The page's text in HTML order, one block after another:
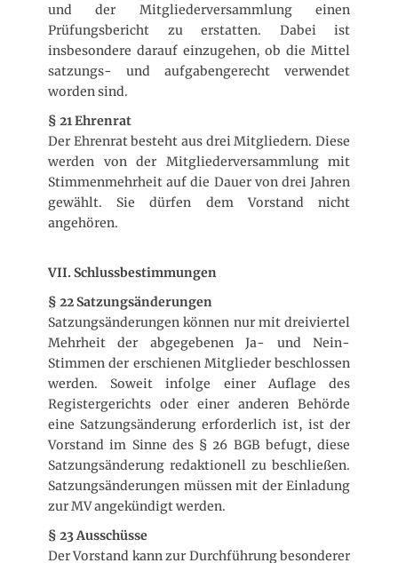
und der Mitgliederversammlung einen
Prüfungsbericht zu erstatten. Dabei ist
insbesondere darauf einzugehen, ob die Mittel
satzungs- und aufgabengerecht verwendet
worden sind.
§ 21 Ehrenrat
Der Ehrenrat besteht aus drei Mitgliedern. Diese
werden von der Mitgliederversammlung mit
Stimmenmehrheit auf die Dauer von drei Jahren
gewählt. Sie dürfen dem Vorstand nicht
angehören.
VII. Schlussbestimmungen
§ 22 Satzungsänderungen
Satzungsänderungen können nur mit dreiviertel
Mehrheit der abgegebenen Ja- und Nein-
Stimmen der erschienen Mitglieder beschlossen
werden. Soweit infolge einer Auflage des
Registergerichts oder einer anderen Behörde
eine Satzungsänderung erforderlich ist, ist der
Vorstand im Sinne des § 26 BGB befugt, diese
Satzungsänderung redaktionell zu beschließen.
Satzungsänderungen müssen mit der Einladung
zur MV angekündigt werden.
§ 23 Ausschüsse
Der Vorstand kann zur Durchführung besonderer